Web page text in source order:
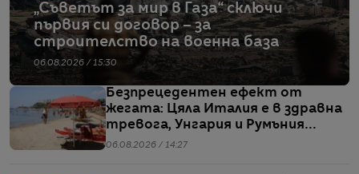
„Съветът за мир в Газа“ сключи
първия си договор – за
строителство на военна база
06.08.2026 / 15:30
Безпрецедентен ефект от
жегата: Цяла Италия е в здравна
тревога, Унгария и Румъния
пестят електричество
06.08.2026 / 14:27